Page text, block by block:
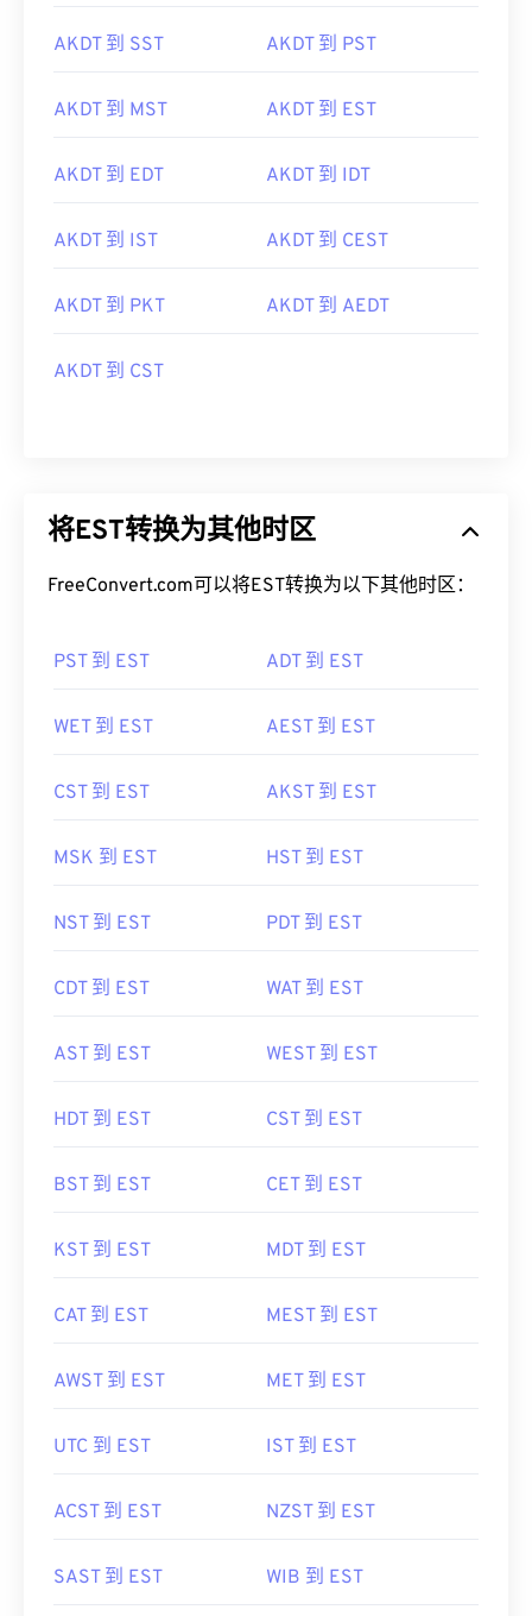
AKDT 到 SST AKDT 到 PST
AKDT 到 MST AKDT 到 EST
AKDT 到 EDT AKDT 到 IDT
AKDT 到 IST AKDT 到 CEST
AKDT 到 PKT AKDT 到 AEDT
AKDT 到 CST
将EST转换为其他时区
FreeConvert.com可以将EST转换为以下其他时区：
PST 到 EST ADT 到 EST
WET 到 EST AEST 到 EST
CST 到 EST AKST 到 EST
MSK 到 EST HST 到 EST
NST 到 EST PDT 到 EST
CDT 到 EST WAT 到 EST
AST 到 EST WEST 到 EST
HDT 到 EST CST 到 EST
BST 到 EST CET 到 EST
KST 到 EST MDT 到 EST
CAT 到 EST MEST 到 EST
AWST 到 EST MET 到 EST
UTC 到 EST IST 到 EST
ACST 到 EST NZST 到 EST
SAST 到 EST WIB 到 EST